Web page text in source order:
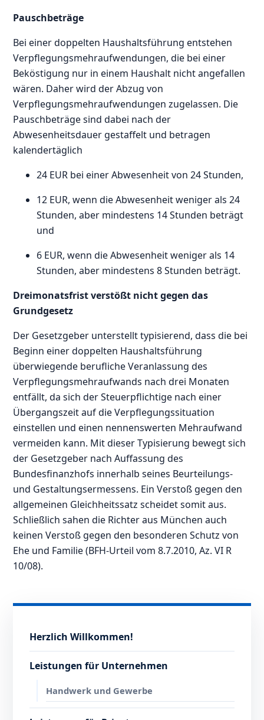
Pauschbeträge
Bei einer doppelten Haushaltsführung entstehen
Verpflegungsmehraufwendungen, die bei einer
Beköstigung nur in einem Haushalt nicht angefallen
wären. Daher wird der Abzug von
Verpflegungsmehraufwendungen zugelassen. Die
Pauschbeträge sind dabei nach der
Abwesenheitsdauer gestaffelt und betragen
kalendertäglich
24 EUR bei einer Abwesenheit von 24 Stunden,
12 EUR, wenn die Abwesenheit weniger als 24
Stunden, aber mindestens 14 Stunden beträgt
und
6 EUR, wenn die Abwesenheit weniger als 14
Stunden, aber mindestens 8 Stunden beträgt.
Dreimonatsfrist verstößt nicht gegen das
Grundgesetz
Der Gesetzgeber unterstellt typisierend, dass die bei
Beginn einer doppelten Haushaltsführung
überwiegende berufliche Veranlassung des
Verpflegungsmehraufwands nach drei Monaten
entfällt, da sich der Steuerpflichtige nach einer
Übergangszeit auf die Verpflegungssituation
einstellen und einen nennenswerten Mehraufwand
vermeiden kann. Mit dieser Typisierung bewegt sich
der Gesetzgeber nach Auffassung des
Bundesfinanzhofs innerhalb seines Beurteilungs-
und Gestaltungsermessens. Ein Verstoß gegen den
allgemeinen Gleichheitssatz scheidet somit aus.
Schließlich sahen die Richter aus München auch
keinen Verstoß gegen den besonderen Schutz von
Ehe und Familie (BFH-Urteil vom 8.7.2010, Az. VI R
10/08).
Herzlich Willkommen!
Leistungen für Unternehmen
Handwerk und Gewerbe